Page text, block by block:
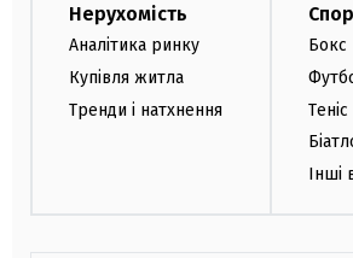
Нерухомість
Аналітика ринку
Купівля житла
Тренди і натхнення
Бокс
Теніс
Інші